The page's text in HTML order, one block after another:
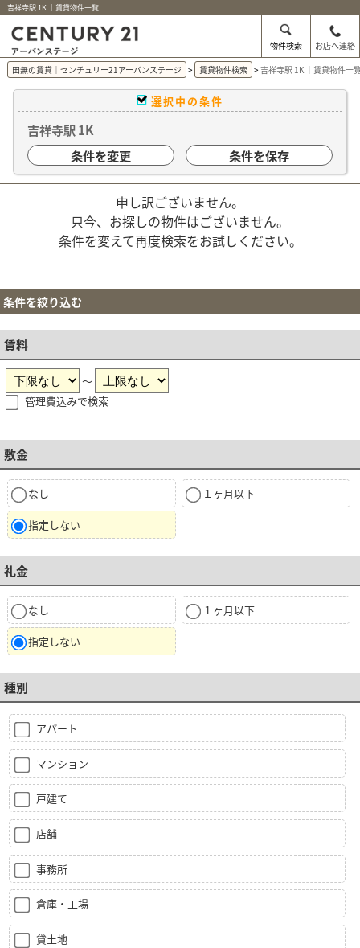
吉祥寺駅 1K ｜賃貸物件一覧
物件検索
お店へ連絡
田無の賃貸｜センチュリー21アーバンステージ
賃貸物件検索 吉祥寺駅 1K ｜賃貸物件一
選択中の条件
吉祥寺駅 1K
条件を変更
条件を保存
申し訳ございません。
只今、お探しの物件はございません。
条件を変えて再度検索をお試しください。
条件を絞り込む
賃料
～
管理費込みで検索
敷金
なし １ヶ月以下
指定しない
礼金
なし １ヶ月以下
指定しない
種別
アパート
マンション
戸建て
店舗
事務所
倉庫・工場
貸土地